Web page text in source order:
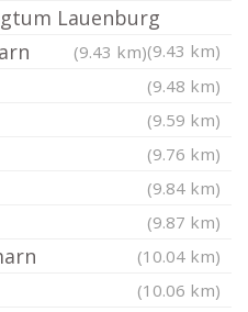
Lauenburg
(9.43 km)
(9.43 km)
(9.48 km)
(9.59 km)
(9.76 km)
(9.84 km)
(9.87 km)
(10.04 km)
(10.06 km)